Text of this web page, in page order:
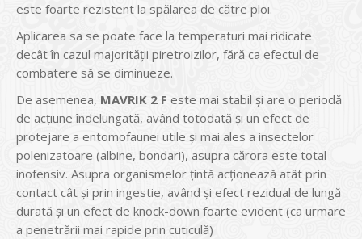
este foarte rezistent la spălarea de către ploi.
Aplicarea sa se poate face la temperaturi mai ridicate
decât în cazul majorităţii piretroizilor, fără ca efectul de
combatere să se diminueze.
De asemenea, MAVRIK 2 F este mai stabil şi are o periodă
de acţiune îndelungată, având totodată şi un efect de
protejare a entomofaunei utile şi mai ales a insectelor
polenizatoare (albine, bondari), asupra cărora este total
inofensiv. Asupra organismelor ţintă acţionează atât prin
contact cât şi prin ingestie, având şi efect rezidual de lungă
durată şi un efect de knock-down foarte evident (ca urmare
a penetrării mai rapide prin cuticulă)